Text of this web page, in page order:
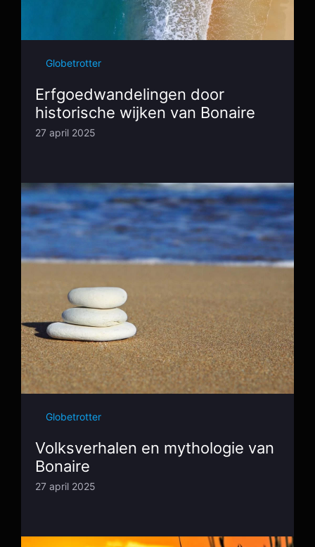
Globetrotter
Erfgoedwandelingen door
historische wijken van Bonaire
27 april 2025
Globetrotter
Volksverhalen en mythologie van
Bonaire
27 april 2025